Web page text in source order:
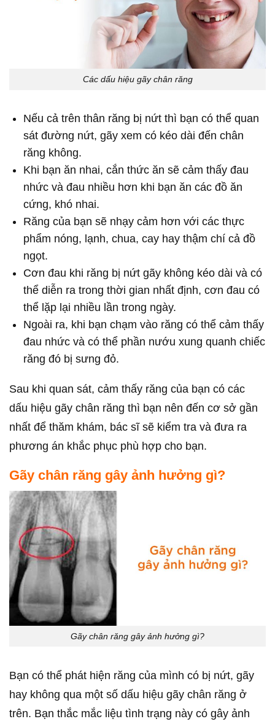
Các dấu hiệu gãy chân răng
Nếu cả trên thân răng bị nứt thì bạn có thể quan
sát đường nứt, gãy xem có kéo dài đến chân
răng không.
Khi bạn ăn nhai, cắn thức ăn sẽ cảm thấy đau
nhức và đau nhiều hơn khi bạn ăn các đồ ăn
cứng, khó nhai.
Răng của bạn sẽ nhạy cảm hơn với các thực
phẩm nóng, lạnh, chua, cay hay thậm chí cả đồ
ngọt.
Cơn đau khi răng bị nứt gãy không kéo dài và có
thể diễn ra trong thời gian nhất định, cơn đau có
thể lặp lại nhiều lần trong ngày.
Ngoài ra, khi bạn chạm vào răng có thể cảm thấy
đau nhức và có thể phần nướu xung quanh chiếc
răng đó bị sưng đỏ.
Sau khi quan sát, cảm thấy răng của bạn có các
dấu hiệu gãy chân răng thì bạn nên đến cơ sở gần
nhất để thăm khám, bác sĩ sẽ kiểm tra và đưa ra
phương án khắc phục phù hợp cho bạn.
Gãy chân răng gây ảnh hưởng gì?
Gãy chân răng gây ảnh hưởng gì?
Bạn có thể phát hiện răng của mình có bị nứt, gãy
hay không qua một số dấu hiệu gãy chân răng ở
trên. Bạn thắc mắc liệu tình trạng này có gây ảnh